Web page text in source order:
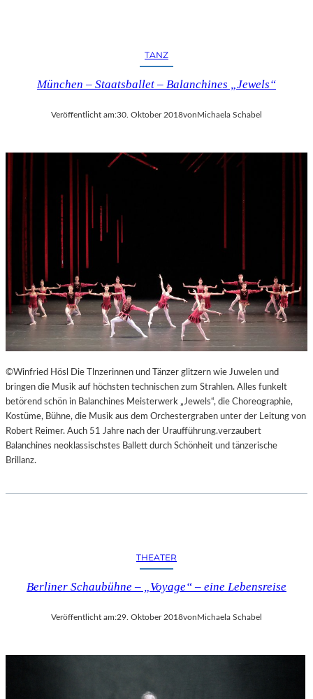
TANZ
München – Staatsballet – Balanchines „Jewels“
Veröffentlicht am:30. Oktober 2018vonMichaela Schabel
©Winfried Hösl Die Tlnzerinnen und Tänzer glitzern wie Juwelen und
bringen die Musik auf höchsten technischen zum Strahlen. Alles funkelt
betörend schön in Balanchines Meisterwerk „Jewels“, die Choreographie,
Kostüme, Bühne, die Musik aus dem Orchestergraben unter der Leitung von
Robert Reimer. Auch 51 Jahre nach der Uraufführung.verzaubert
Balanchines neoklassischstes Ballett durch Schönheit und tänzerische
Brillanz.
THEATER
Berliner Schaubühne – „Voyage“ – eine Lebensreise
Veröffentlicht am:29. Oktober 2018vonMichaela Schabel